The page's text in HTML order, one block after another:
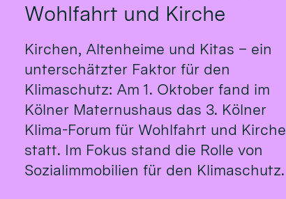
Wohlfahrt und Kirche
Kirchen, Altenheime und Kitas – ein
unterschätzter Faktor für den
Klimaschutz: Am 1. Oktober fand im
Kölner Maternushaus das 3. Kölner
Klima-Forum für Wohlfahrt und Kirche
statt. Im Fokus stand die Rolle von
Sozialimmobilien für den Klimaschutz.